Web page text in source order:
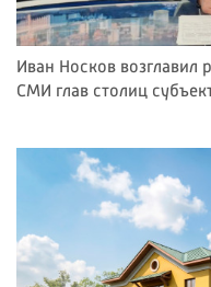
Иван Носков
СМИ глав столиц